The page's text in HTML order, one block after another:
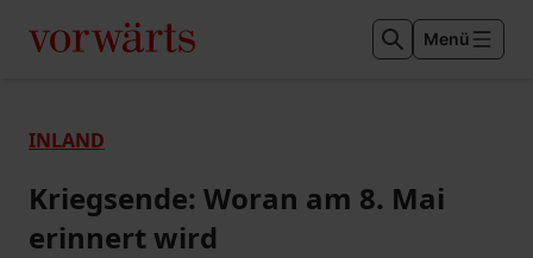
Menü
INLAND
Kriegsende: Woran am 8. Mai
erinnert wird